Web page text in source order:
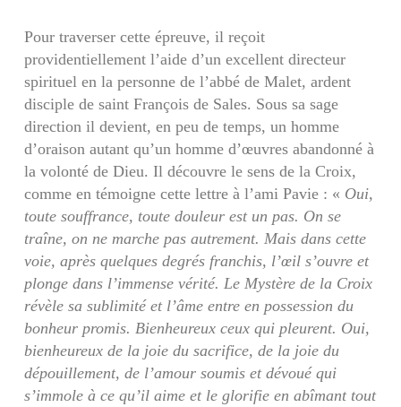
Pour traverser cette épreuve, il reçoit
providentiellement l’aide d’un excellent directeur
spirituel en la personne de l’abbé de Malet, ardent
disciple de saint François de Sales. Sous sa sage
direction il devient, en peu de temps, un homme
d’oraison autant qu’un homme d’œuvres abandonné à
la volonté de Dieu. Il découvre le sens de la Croix,
comme en témoigne cette lettre à l’ami Pavie : « Oui,
toute souffrance, toute douleur est un pas. On se
traîne, on ne marche pas autrement. Mais dans cette
voie, après quelques degrés franchis, l’œil s’ouvre et
plonge dans l’immense vérité. Le Mystère de la Croix
révèle sa sublimité et l’âme entre en possession du
bonheur promis. Bienheureux ceux qui pleurent. Oui,
bienheureux de la joie du sacrifice, de la joie du
dépouillement, de l’amour soumis et dévoué qui
s’immole à ce qu’il aime et le glorifie en abîmant tout